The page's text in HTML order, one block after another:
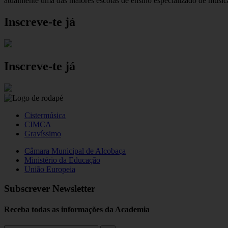
Inscreve-te já
Inscreve-te já
Cistermúsica
CIMCA
Gravíssimo
Câmara Municipal de Alcobaça
Ministério da Educação
União Europeia
Subscrever Newsletter
Receba todas as informações da Academia